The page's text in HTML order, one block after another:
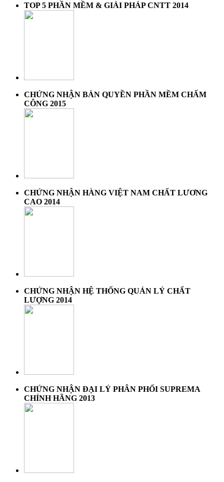
TOP 5 PHẦN MỀM & GIẢI PHÁP CNTT 2014
CHỨNG NHẬN BẢN QUYỀN PHẦN MỀM CHẤM
CÔNG 2015
CHỨNG NHẬN HÀNG VIỆT NAM CHẤT LƯƠNG
CAO 2014
CHỨNG NHẬN HỆ THỐNG QUẢN LÝ CHẤT
LƯỢNG 2014
CHỨNG NHẬN ĐẠI LÝ PHÂN PHỐI SUPREMA
CHÍNH HÃNG 2013